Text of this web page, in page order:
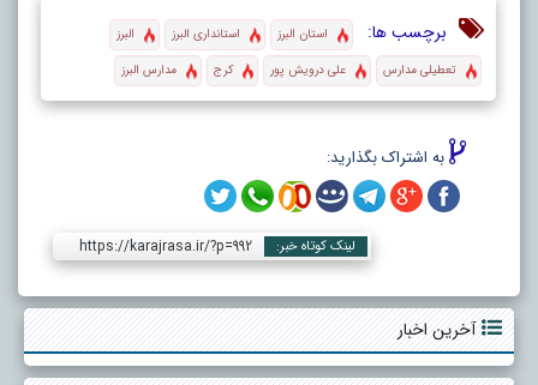
برچسب ها: استان البرز استانداری البرز
البرز
تعطیلی مدارس
علی درویش پور کرج مدارس البرز
به اشتراک بگذارید:
لینک کوتاه خبر: https://karajrasa.ir/?p=992
آخرین اخبار